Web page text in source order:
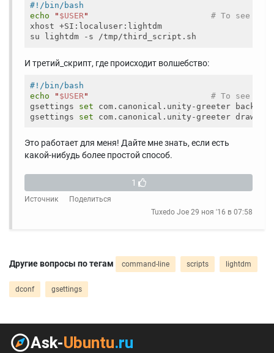
#!/bin/bash
echo
" $USER"
# To see if
xhost +SI:localuser:lightdm
И третий_скрипт, где происходит волшебство:
#!/bin/bash
echo
" $USER "
# To see if
gsettings set com.canonical.unity-greeter
gsettings set com.canonical.unity-greeter draw-
Это работает для меня! Дайте мне знать, если есть
какой-нибудь более простой способ.
1
Источник
Поделиться
Tuxedo Joe 29 ноя '16 в 07:58
Другие вопросы по тегам command-line scripts lightdm
dconf gsettings